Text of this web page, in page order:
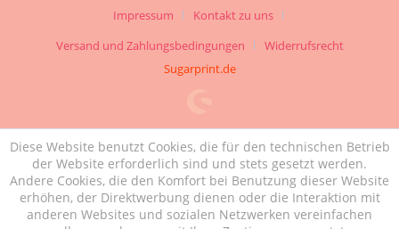
Impressum
Kontakt zu uns
Versand und Zahlungsbedingungen
Widerrufsrecht
Sugarprint.de
Diese Website benutzt Cookies, die für den technischen Betrieb
der Website erforderlich sind und stets gesetzt werden.
Andere Cookies, die den Komfort bei Benutzung dieser Website
erhöhen, der Direktwerbung dienen oder die Interaktion mit
anderen Websites und sozialen Netzwerken vereinfachen